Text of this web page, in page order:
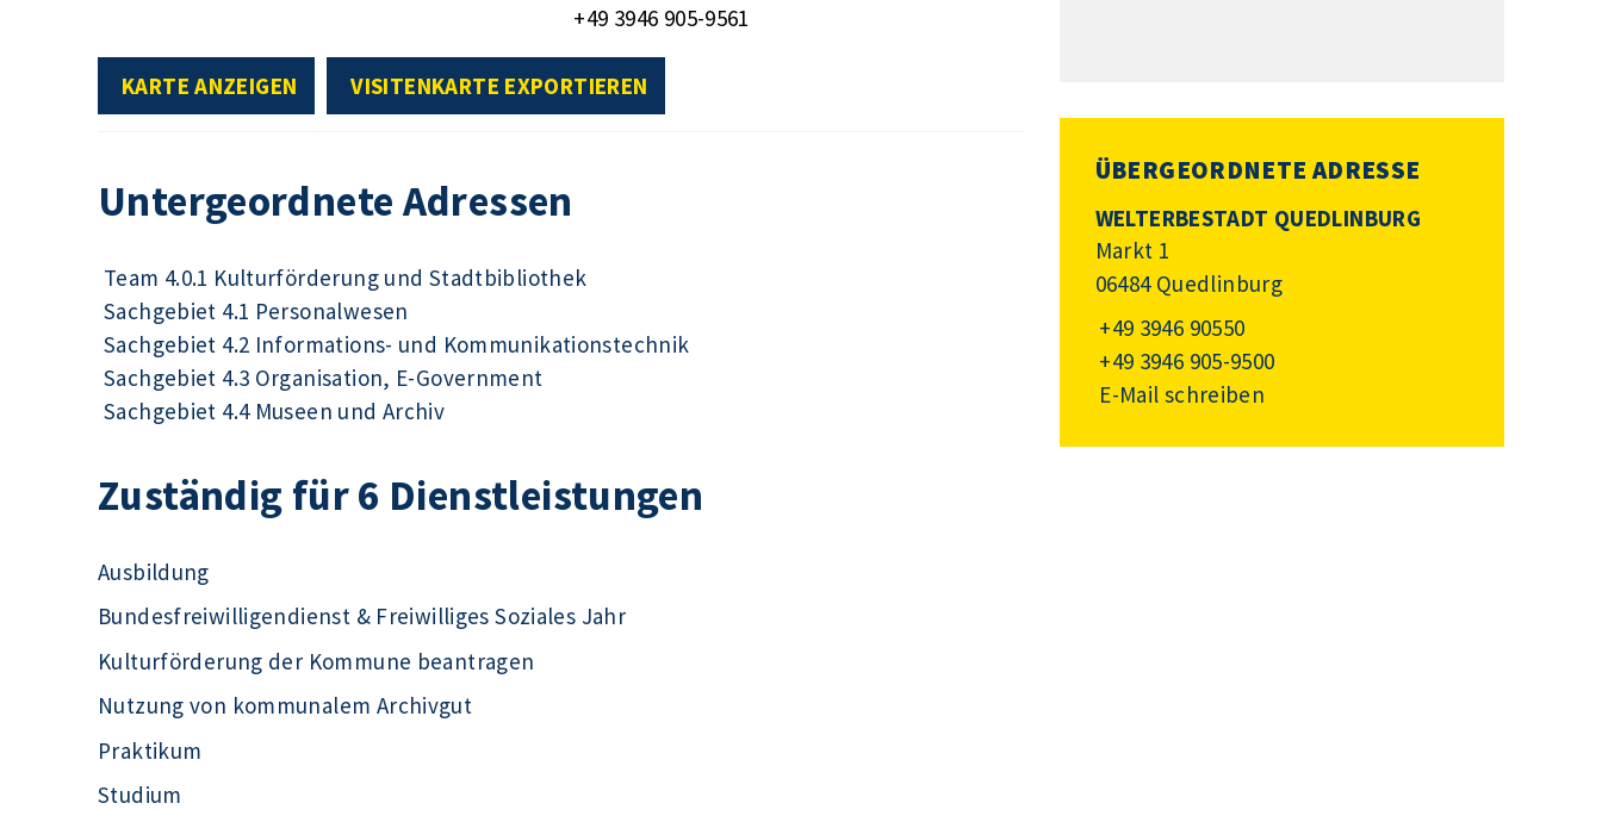
+49 3946 905-9561
KARTE ANZEIGEN VISITENKARTE EXPORTIEREN
Untergeordnete Adressen
Team 4.0.1 Kulturförderung und Stadtbibliothek
Sachgebiet 4.1 Personalwesen
Sachgebiet 4.2 Informations- und Kommunikationstechnik
Sachgebiet 4.3 Organisation, E-Government
Sachgebiet 4.4 Museen und Archiv
Zuständig für 6 Dienstleistungen
Ausbildung
Bundesfreiwilligendienst & Freiwilliges Soziales Jahr
Kulturförderung der Kommune beantragen
Nutzung von kommunalem Archivgut
Praktikum
Studium
ÜBERGEORDNETE ADRESSE
WELTERBESTADT QUEDLINBURG
Markt 1
06484 Quedlinburg
+49 3946 90550
+49 3946 905-9500
E-Mail schreiben